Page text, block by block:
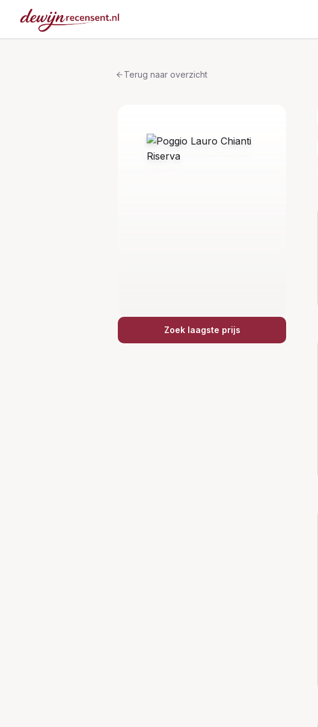
Terug naar overzicht
Zoek laagste prijs